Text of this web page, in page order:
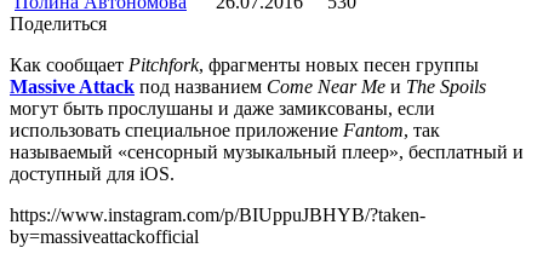
Поделиться
Как сообщает Pitchfork, фрагменты новых песен группы
Massive Attack под названием Come Near Me и The Spoils
могут быть прослушаны и даже замиксованы, если
использовать специальное приложение Fantom, так
называемый «сенсорный музыкальный плеер», бесплатный и
доступный для iOS.
https://www.instagram.com/p/BIUppuJBHYB/?taken-
by=massiveattackofficial